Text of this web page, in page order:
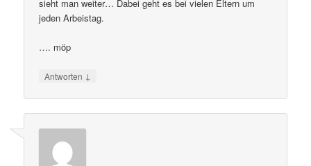
sieht man weiter… Dabei geht es bei vielen Eltern um
jeden Arbeistag.
…. möp
Antworten ↓